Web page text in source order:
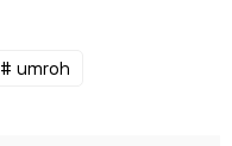
# umroh